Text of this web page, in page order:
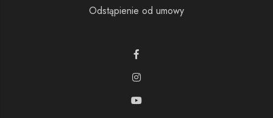
Odstąpienie od umowy